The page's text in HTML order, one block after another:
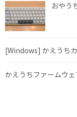
おやう
[Windows] かえうち
かえうちファームウ